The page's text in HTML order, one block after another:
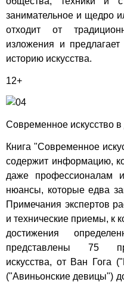
занимательное и щедро
отходит от
изложения и
историю искусства.
12+
Современное искусство
Книга "Современное
содержит информацию,
даже профессионалам
нюансы, которые едва
Примечания экспертов
и технические приемы, к
достижения
представлены 75
искусства, от Ван Гога
("Авиньонские девицы")